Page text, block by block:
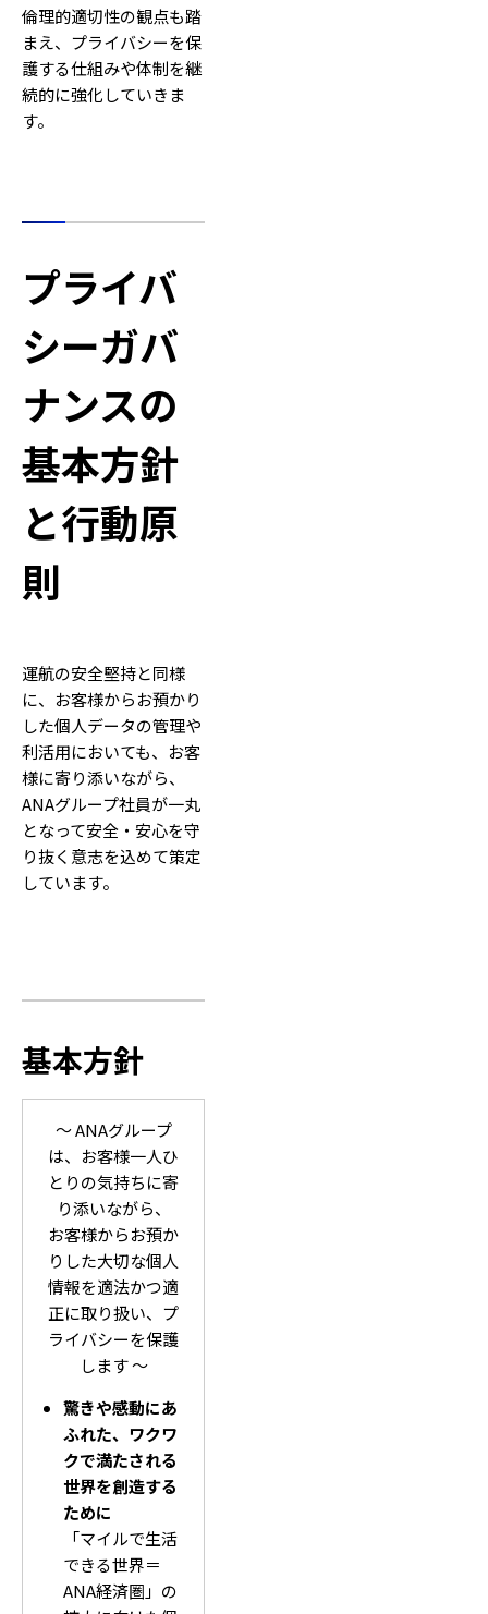
倫理的適切性の観点も踏
まえ、プライバシーを保
護する仕組みや体制を継
続的に強化していきま
す。
プライバ
シーガバ
ナンスの
基本方針
と行動原
則
運航の安全堅持と同様
に、お客様からお預かり
した個人データの管理や
利活用においても、お客
様に寄り添いながら、
ANAグループ社員が一丸
となって安全・安心を守
り抜く意志を込めて策定
しています。
基本方針
～ ANAグループ
は、お客様一人ひ
とりの気持ちに寄
り添いながら、
お客様からお預か
りした大切な個人
情報を適法かつ適
正に取り扱い、プ
ライバシーを保護
します ～
驚きや感動にあ
ふれた、ワクワ
クで満たされる
世界を創造する
ために
「マイルで生活
できる世界＝
ANA経済圏」の